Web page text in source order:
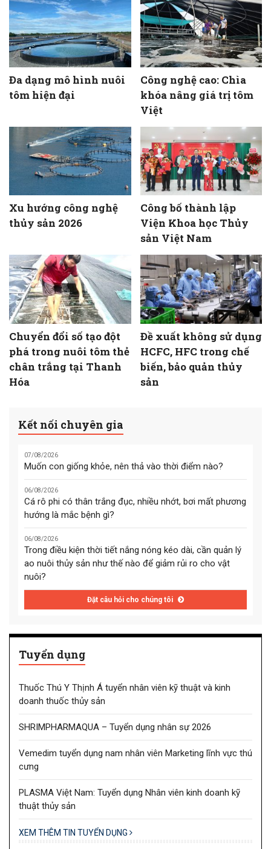
Đa dạng mô hình nuôi
tôm hiện đại
Công nghệ cao: Chìa
khóa nâng giá trị tôm
Việt
Xu hướng công nghệ
thủy sản 2026
Công bố thành lập
Viện Khoa học Thủy
sản Việt Nam
Chuyển đổi số tạo đột
phá trong nuôi tôm thẻ
chân trắng tại Thanh
Hóa
Đề xuất không sử dụng
HCFC, HFC trong chế
biến, bảo quản thủy
sản
Kết nối chuyên gia
07/08/2026
Muốn con giống khỏe, nên thả vào thời điểm nào?
06/08/2026
Cá rô phi có thân trắng đục, nhiều nhớt, bơi mất phương
hướng là mắc bệnh gì?
06/08/2026
Trong điều kiện thời tiết nắng nóng kéo dài, cần quản lý
ao nuôi thủy sản như thế nào để giảm rủi ro cho vật
nuôi?
Đặt câu hỏi cho chúng tôi
Tuyển dụng
Thuốc Thú Y Thịnh Á tuyển nhân viên kỹ thuật và kinh
doanh thuốc thủy sản
SHRIMPHARMAQUA – Tuyển dụng nhân sự 2026
Vemedim tuyển dụng nam nhân viên Marketing lĩnh vực thú
cưng
PLASMA Việt Nam: Tuyển dụng Nhân viên kinh doanh kỹ
thuật thủy sản
XEM THÊM TIN TUYỂN DỤNG